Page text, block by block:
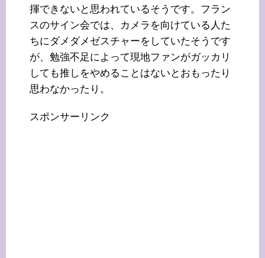
揮できないと思われているそうです。フラン
スのサイン会では、カメラを向けている人た
ちにダメダメゼスチャーをしていたそうです
が、勉強不足によって現地ファンがガッカリ
しても推しをやめることはないとおもったり
思わなかったり。
スポンサーリンク